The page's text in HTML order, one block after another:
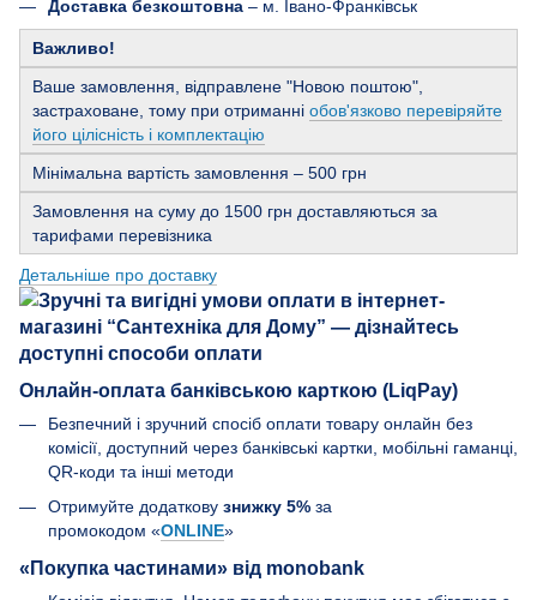
Доставка безкоштовна – м. Івано-Франківськ
Важливо!
Ваше замовлення, відправлене "Новою поштою",
застраховане, тому при отриманні обов'язково перевіряйте
його цілісність і комплектацію
Мінімальна вартість замовлення – 500 грн
Замовлення на суму до 1500 грн доставляються за
тарифами перевізника
Детальніше про доставку
Онлайн-оплата банківською карткою (LiqPay)
Безпечний і зручний спосіб оплати товару онлайн без
комісії, доступний через банківські картки, мобільні гаманці,
QR-коди та інші методи
Отримуйте додаткову знижку 5% за
промокодом «ONLINE»
«Покупка частинами» від monobank